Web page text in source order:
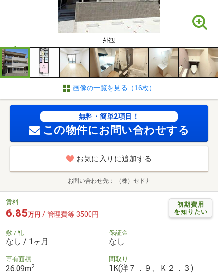
外観
画像の一覧を見る（16枚）
無料・簡単2項目！
この物件にお問い合わせする
お気に入りに追加する
お問い合わせ先 （株）セドナ
初期費用
を知りたい
賃料
6.85万円 / 管理費等 3500円
敷 / 礼
なし / 1ヶ月
保証金
なし
専有面積
26.09m2
間取り
1K(洋７．９、Ｋ２．３)